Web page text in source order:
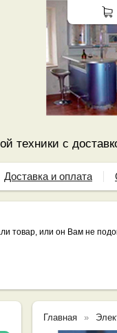
техники с
Доставка и оплата
товар, или он Вам не
Главная